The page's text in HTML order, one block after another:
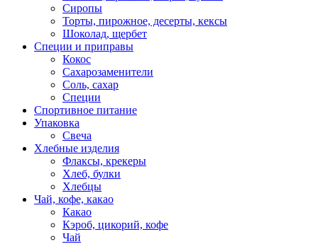
Сиропы
Торты, пирожное, десерты, кексы
Шоколад, щербет
Специи и приправы
Кокос
Сахарозаменители
Соль, сахар
Специи
Спортивное питание
Упаковка
Свеча
Хлебные изделия
Флаксы, крекеры
Хлеб, булки
Хлебцы
Чай, кофе, какао
Какао
Кэроб, цикорий, кофе
Чай